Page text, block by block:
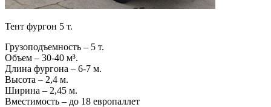
Тент фургон 5 т.
Грузоподъемность – 5 т.
Объем – 30-40 м³.
Длина фургона – 6-7 м.
Высота – 2,4 м.
Ширина – 2,45 м.
Вместимость – до 18 европаллет